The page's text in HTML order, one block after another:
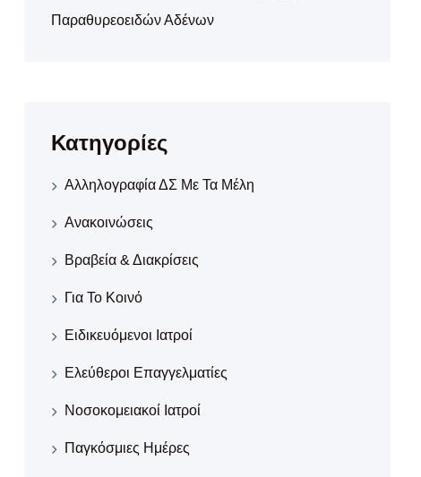
Παραθυρεοειδών Αδένων
Κατηγορίες
Αλληλογραφία ΔΣ Με Τα Μέλη
Ανακοινώσεις
Βραβεία & Διακρίσεις
Για Το Κοινό
Ειδικευόμενοι Ιατροί
Ελεύθεροι Επαγγελματίες
Νοσοκομειακοί Iατροί
Παγκόσμιες Ημέρες